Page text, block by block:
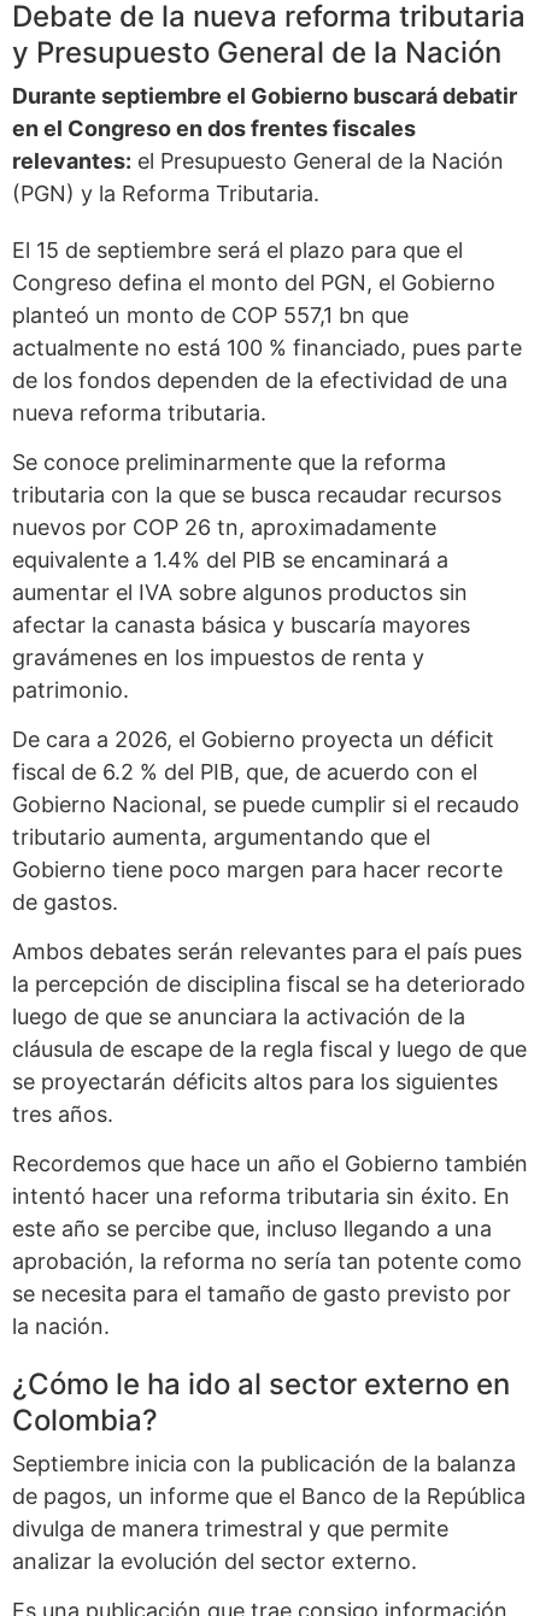
Debate de la nueva reforma tributaria
y Presupuesto General de la Nación
Durante septiembre el Gobierno buscará debatir
en el Congreso en dos frentes fiscales
relevantes: el Presupuesto General de la Nación
(PGN) y la Reforma Tributaria.
El 15 de septiembre será el plazo para que el
Congreso defina el monto del PGN, el Gobierno
planteó un monto de COP 557,1 bn que
actualmente no está 100 % financiado, pues parte
de los fondos dependen de la efectividad de una
nueva reforma tributaria.
Se conoce preliminarmente que la reforma
tributaria con la que se busca recaudar recursos
nuevos por COP 26 tn, aproximadamente
equivalente a 1.4% del PIB se encaminará a
aumentar el IVA sobre algunos productos sin
afectar la canasta básica y buscaría mayores
gravámenes en los impuestos de renta y
patrimonio.
De cara a 2026, el Gobierno proyecta un déficit
fiscal de 6.2 % del PIB, que, de acuerdo con el
Gobierno Nacional, se puede cumplir si el recaudo
tributario aumenta, argumentando que el
Gobierno tiene poco margen para hacer recorte
de gastos.
Ambos debates serán relevantes para el país pues
la percepción de disciplina fiscal se ha deteriorado
luego de que se anunciara la activación de la
cláusula de escape de la regla fiscal y luego de que
se proyectarán déficits altos para los siguientes
tres años.
Recordemos que hace un año el Gobierno también
intentó hacer una reforma tributaria sin éxito. En
este año se percibe que, incluso llegando a una
aprobación, la reforma no sería tan potente como
se necesita para el tamaño de gasto previsto por
la nación.
¿Cómo le ha ido al sector externo en
Colombia?
Septiembre inicia con la publicación de la balanza
de pagos, un informe que el Banco de la República
divulga de manera trimestral y que permite
analizar la evolución del sector externo.
Es una publicación que trae consigo información